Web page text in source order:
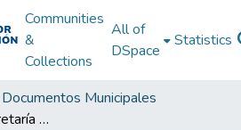
Communities
&
Collections
All of
DSpace
Statistics
Documentos Municipales
Plan de Acción Secretaría de Salud Cajibío Cauca 2012: PA Cajibío Cauca 2012